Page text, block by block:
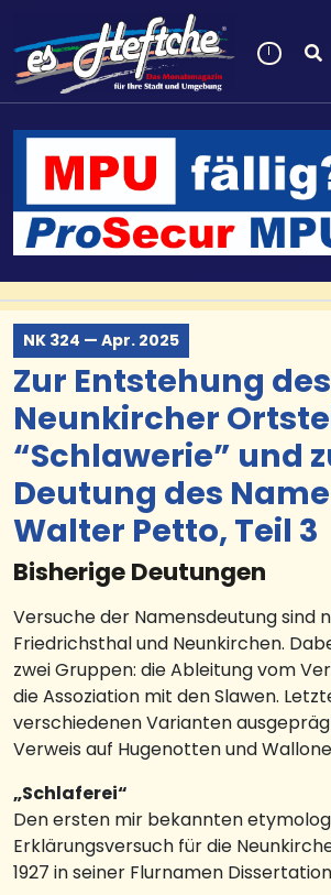
NK 324 — Apr. 2025
Zur Entstehung des
Neunkircher
“Schlawerie” und
Deutung des
Walter Petto, Teil 3
Bisherige Deutungen
Versuche der Namensdeutung sind
Friedrichsthal und Neunkirchen.
zwei Gruppen: die Ableitung vom
die Assoziation mit den Slawen.
verschiedenen Varianten
Verweis auf Hugenotten und
„Schlaferei“
Den ersten mir bekannten
Erklärungsversuch für die
1927 in seiner Flurnamen Dissertation